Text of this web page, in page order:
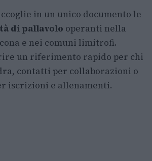
in un unico documento le
di pallavolo operanti nella
e nei comuni limitrofi.
un riferimento rapido per chi
contatti per collaborazioni o
iscrizioni e allenamenti.